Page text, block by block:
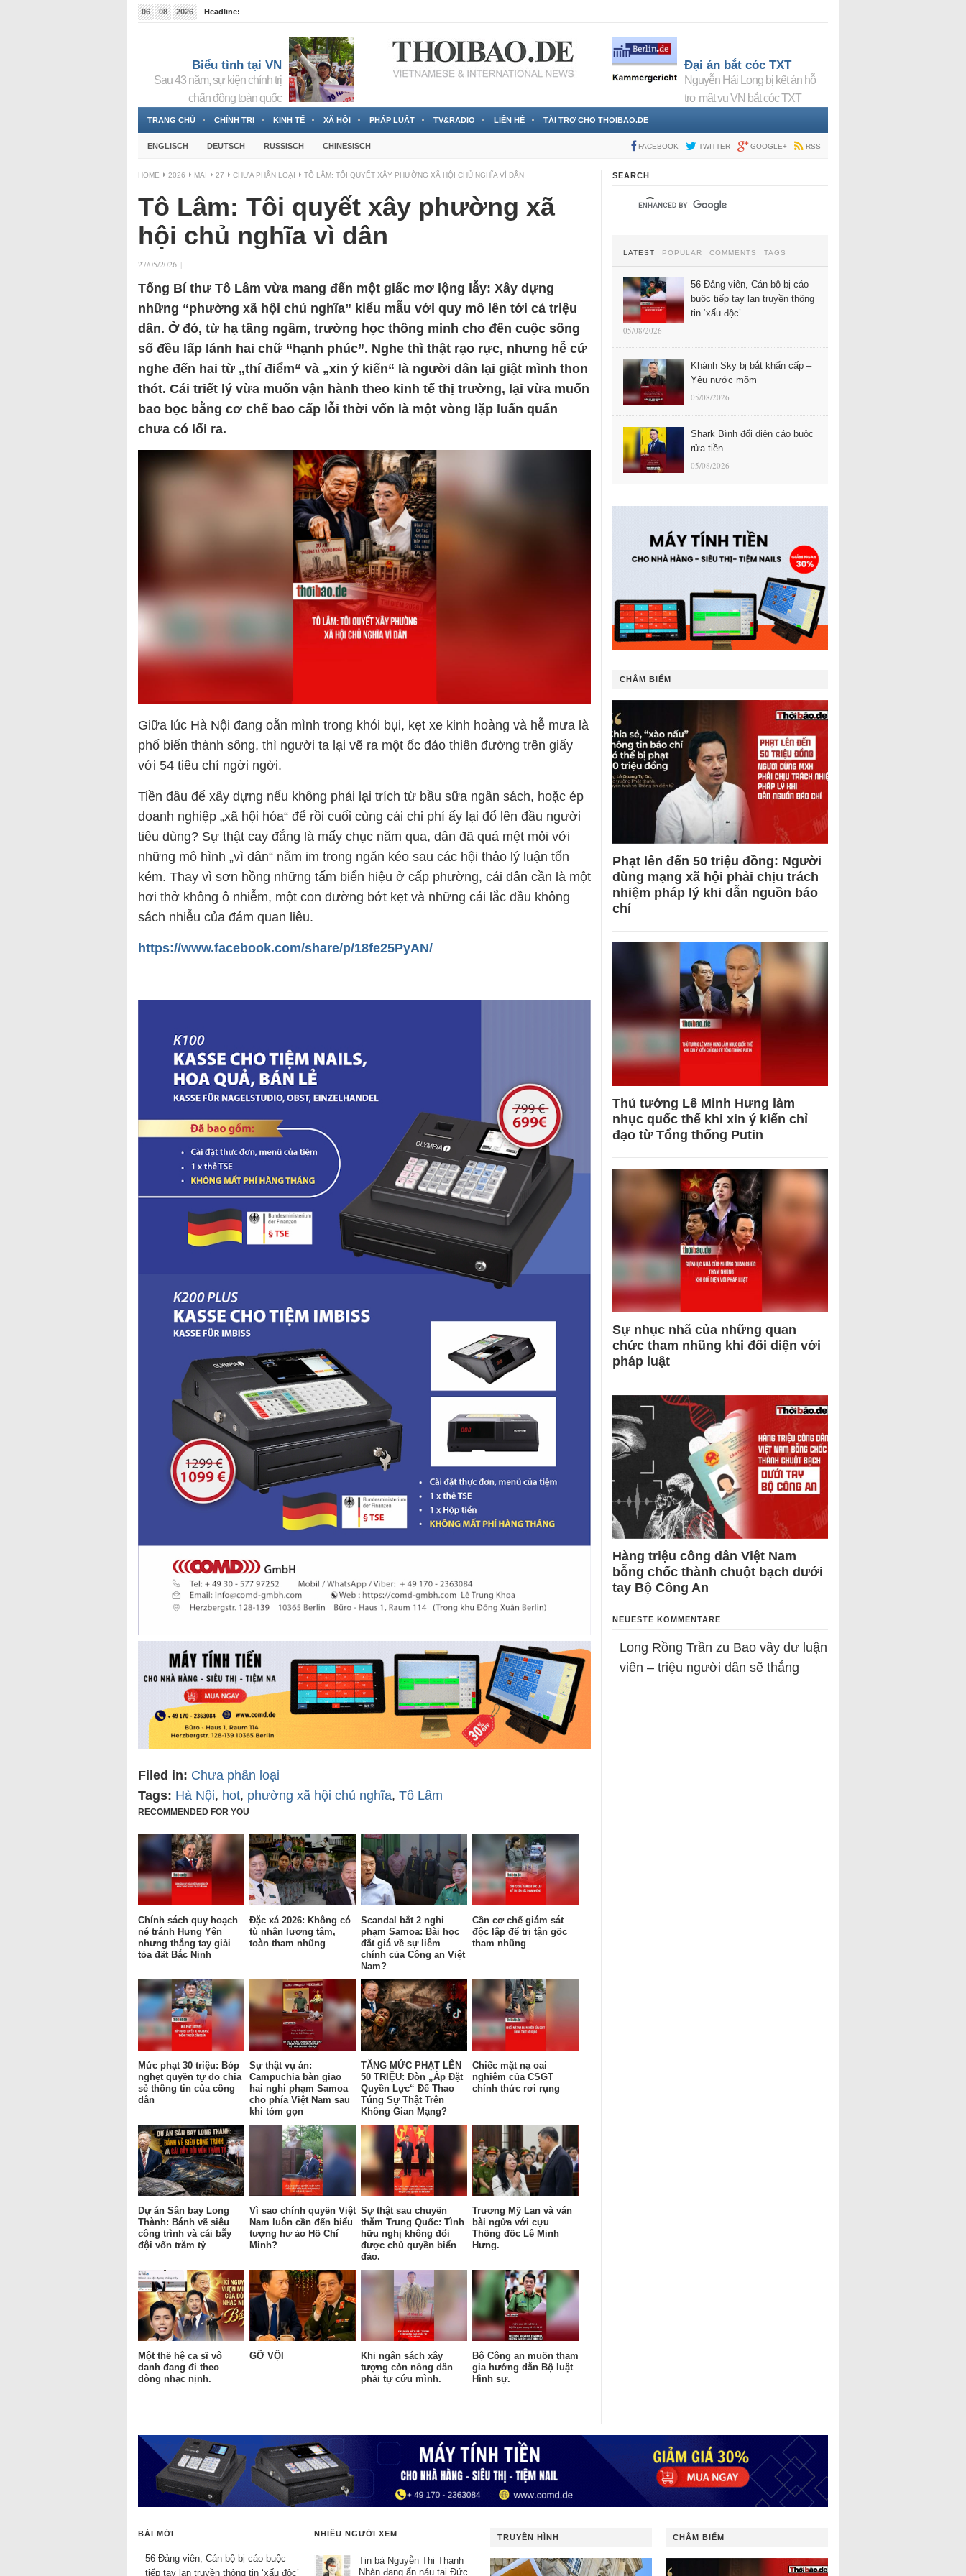
06 08 2026
Headline:
Biểu tình tại VN
Sau 43 năm, sự kiện chính trị
chấn động toàn quốc
Đại án bắt cóc TXT
Nguyễn Hải Long bị kết án hỗ
trợ mật vụ VN bắt cóc TXT
TRANG CHỦ CHÍNH TRỊ KINH TẾ XÃ HỘI PHÁP LUẬT TV&RADIO LIÊN HỆ TÀI TRỢ CHO THOIBAO.DE
ENGLISCH DEUTSCH RUSSISCH CHINESISCH FACEBOOK TWITTER GOOGLE+ RSS
HOME 2026 MAI 27 CHƯA PHÂN LOẠI TÔ LÂM: TÔI QUYẾT XÂY PHƯỜNG XÃ HỘI CHỦ NGHĨA VÌ DÂN
Tô Lâm: Tôi quyết xây phường xã
hội chủ nghĩa vì dân
27/05/2026 |
Tổng Bí thư Tô Lâm vừa mang đến một giấc mơ lộng lẫy: Xây dựng
những “phường xã hội chủ nghĩa” kiểu mẫu với quy mô lên tới cả triệu
dân. Ở đó, từ hạ tầng ngầm, trường học thông minh cho đến cuộc sống
số đều lấp lánh hai chữ “hạnh phúc”. Nghe thì thật rạo rực, nhưng hễ cứ
nghe đến hai từ „thí điểm“ và „xin ý kiến“ là người dân lại giật mình thon
thót. Cái triết lý vừa muốn vận hành theo kinh tế thị trường, lại vừa muốn
bao bọc bằng cơ chế bao cấp lỗi thời vốn là một vòng lặp luẩn quẩn
chưa có lối ra.
Giữa lúc Hà Nội đang oằn mình trong khói bụi, kẹt xe kinh hoàng và hễ mưa là
phố biến thành sông, thì người ta lại vẽ ra một ốc đảo thiên đường trên giấy
với 54 tiêu chí ngời ngời.
Tiền đâu để xây dựng nếu không phải lại trích từ bầu sữa ngân sách, hoặc ép
doanh nghiệp „xã hội hóa“ để rồi cuối cùng cái chi phí ấy lại đổ lên đầu người
tiêu dùng? Sự thật cay đắng là mấy chục năm qua, dân đã quá mệt mỏi với
những mô hình „vì dân“ nằm im trong ngăn kéo sau các hội thảo lý luận tốn
kém. Thay vì sơn hồng những tấm biển hiệu ở cấp phường, cái dân cần là một
hơi thở không ô nhiễm, một con đường bớt kẹt và những cái lắc đầu không
sách nhiễu của đám quan liêu.
https://www.facebook.com/share/p/18fe25PyAN/
Filed in: Chưa phân loại
Tags: Hà Nội, hot, phường xã hội chủ nghĩa, Tô Lâm
RECOMMENDED FOR YOU
Chính sách quy hoạch
né tránh Hưng Yên
nhưng thẳng tay giải
tỏa đất Bắc Ninh
Đặc xá 2026: Không có
tù nhân lương tâm,
toàn tham nhũng
Scandal bắt 2 nghi
phạm Samoa: Bài học
đắt giá về sự liêm
chính của Công an Việt
Nam?
Cần cơ chế giám sát
độc lập để trị tận gốc
tham nhũng
Mức phạt 30 triệu: Bóp
nghẹt quyền tự do chia
sẻ thông tin của công
dân
Sự thật vụ án:
Campuchia bàn giao
hai nghi phạm Samoa
cho phía Việt Nam sau
khi tóm gọn
TĂNG MỨC PHẠT LÊN
50 TRIỆU: Đòn „Áp Đặt
Quyền Lực“ Để Thao
Túng Sự Thật Trên
Không Gian Mạng?
Chiếc mặt nạ oai
nghiêm của CSGT
chính thức rơi rụng
Dự án Sân bay Long
Thành: Bánh vẽ siêu
công trình và cái bẫy
đội vốn trăm tỷ
Vì sao chính quyền Việt
Nam luôn cần đến biểu
tượng hư ảo Hồ Chí
Minh?
Sự thật sau chuyến
thăm Trung Quốc: Tình
hữu nghị không đổi
được chủ quyền biển
đảo.
Trương Mỹ Lan và ván
bài ngửa với cựu
Thống đốc Lê Minh
Hưng.
Một thế hệ ca sĩ vô
danh đang đi theo
dòng nhạc nịnh.
GỠ VỘI
Khi ngân sách xây
tượng còn nông dân
phải tự cứu mình.
Bộ Công an muốn tham
gia hướng dẫn Bộ luật
Hình sự.
SEARCH
LATEST POPULAR COMMENTS TAGS
56 Đảng viên, Cán bộ bị cáo
buộc tiếp tay lan truyền thông
tin ‘xấu độc’
05/08/2026
Khánh Sky bị bắt khẩn cấp –
Yêu nước mõm
05/08/2026
Shark Bình đối diện cáo buộc
rửa tiền
05/08/2026
CHÂM BIẾM
Phạt lên đến 50 triệu đồng: Người
dùng mạng xã hội phải chịu trách
nhiệm pháp lý khi dẫn nguồn báo
chí
Thủ tướng Lê Minh Hưng làm
nhục quốc thể khi xin ý kiến chỉ
đạo từ Tổng thống Putin
Sự nhục nhã của những quan
chức tham nhũng khi đối diện với
pháp luật
Hàng triệu công dân Việt Nam
bỗng chốc thành chuột bạch dưới
tay Bộ Công An
NEUESTE KOMMENTARE
Long Rồng Trần zu Bao vây dư luận
viên – triệu người dân sẽ thắng
BÀI MỚI
56 Đảng viên, Cán bộ bị cáo buộc
tiếp tay lan truyền thông tin ‘xấu độc’
NHIỀU NGƯỜI XEM
Tin bà Nguyễn Thị Thanh
Nhàn đang ẩn náu tại Đức
TRUYỀN HÌNH CHÂM BIẾM